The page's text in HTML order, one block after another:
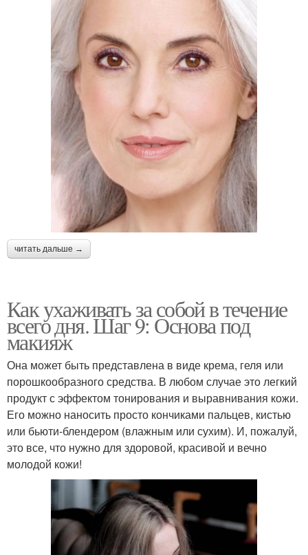
читать дальше →
Как ухаживать за собой в течение
всего дня. Шаг 9: Основа под
макияж
Она может быть представлена в виде крема, геля или
порошкообразного средства. В любом случае это легкий
продукт с эффектом тонирования и выравнивания кожи.
Его можно наносить просто кончиками пальцев, кистью
или бьюти-блендером (влажным или сухим). И, пожалуй,
это все, что нужно для здоровой, красивой и вечно
молодой кожи!